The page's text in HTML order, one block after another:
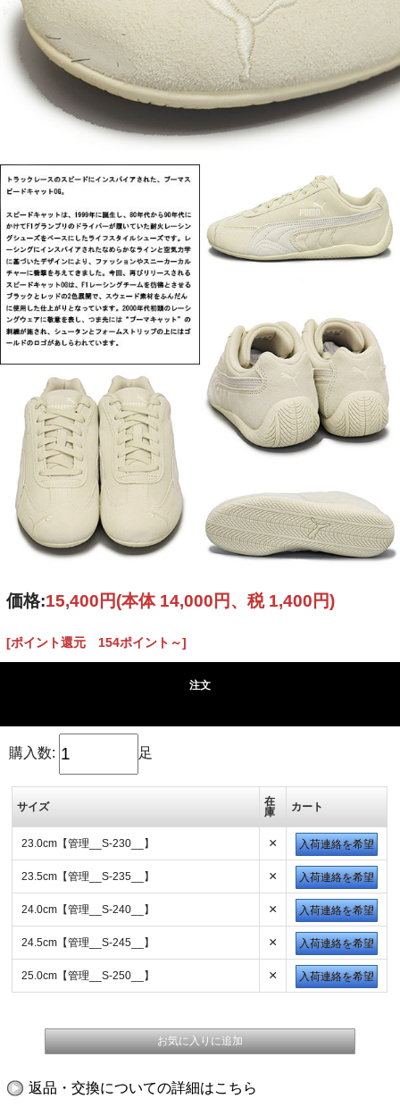
価格:15,400円(本体 14,000円、税 1,400円)
[ポイント還元 154ポイント～]
注文
購入数: 足
サイズ
在
庫
カート
23.0cm【管理__S-230__】 × 入荷連絡を希望
23.5cm【管理__S-235__】 × 入荷連絡を希望
24.0cm【管理__S-240__】 × 入荷連絡を希望
24.5cm【管理__S-245__】 × 入荷連絡を希望
25.0cm【管理__S-250__】 × 入荷連絡を希望
返品・交換についての詳細はこちら